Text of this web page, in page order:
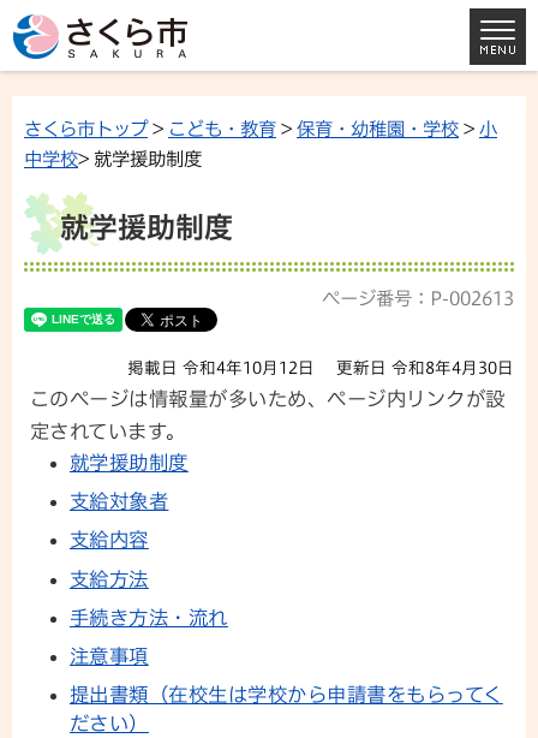
さくら市トップ> こども・教育 > 保育・幼稚園・学校 > 小
中学校> 就学援助制度
就学援助制度
ページ番号：P-002613
掲載日 令和4年10月12日 更新日 令和8年4月30日
このページは情報量が多いため、ページ内リンクが設
定されています。
就学援助制度
支給対象者
支給内容
支給方法
手続き方法・流れ
注意事項
提出書類（在校生は学校から申請書をもらってく
ださい）